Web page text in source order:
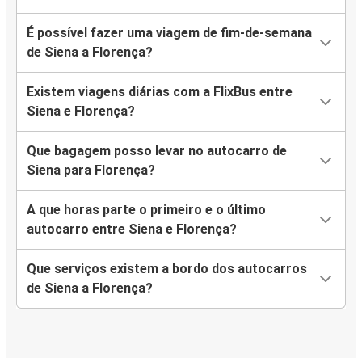
É possível fazer uma viagem de fim-de-semana
de Siena a Florença?
Existem viagens diárias com a FlixBus entre
Siena e Florença?
Que bagagem posso levar no autocarro de
Siena para Florença?
A que horas parte o primeiro e o último
autocarro entre Siena e Florença?
Que serviços existem a bordo dos autocarros
de Siena a Florença?